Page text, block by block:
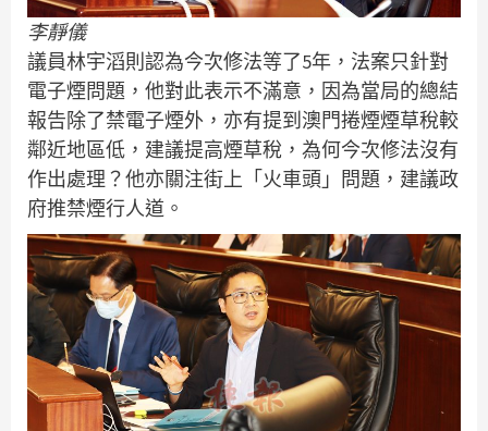
李靜儀
議員林宇滔則認為今次修法等了5年，法案只針對
電子煙問題，他對此表示不滿意，因為當局的總結
報告除了禁電子煙外，亦有提到澳門捲煙煙草稅較
鄰近地區低，建議提高煙草稅，為何今次修法沒有
作出處理？他亦關注街上「火車頭」問題，建議政
府推禁煙行人道。